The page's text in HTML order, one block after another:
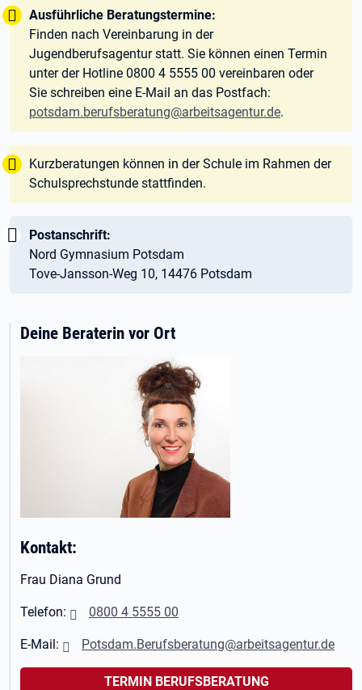
Tipp:
Ausführliche Beratungstermine:
Finden nach Vereinbarung in der
Jugendberufsagentur statt. Sie können einen Termin
unter der Hotline 0800 4 5555 00 vereinbaren oder
Sie schreiben eine E-Mail an das Postfach:
potsdam.berufsberatung@arbeitsagentur.de.
Tipp:
Kurzberatungen können in der Schule im Rahmen der
Schulsprechstunde stattfinden.
Wichtig:
Postanschrift:
Nord Gymnasium Potsdam
Tove-Jansson-Weg 10, 14476 Potsdam
Deine Beraterin vor Ort
Kontakt:
Frau Diana Grund
Telefon: 0800 4 5555 00
E-Mail: Potsdam.Berufsberatung@arbeitsagentur.de
TERMIN BERUFSBERATUNG